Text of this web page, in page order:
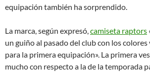
equipación también ha sorprendido.
La marca, según expresó,camiseta raptors
un guiño al pasado del club con los
para la primera equipación». La primera
mucho con respecto a la de la temporada